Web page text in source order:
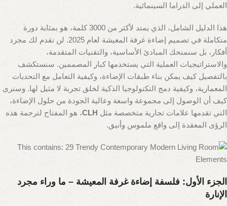
العملي إلى الدراما السينمائية.
هذا الدليل الشامل، الذي يمتد لأكثر من 3000 كلمة، هو بمثابة دورة
متكاملة في تصميم إضاءة غرفة المعيشة لعام 2025. لن نقدم لك مجرد
أفكار، بل سنمنحك المبادئ الأساسية، والتقنيات المتقدمة،
والاستراتيجيات العملية التي يستخدمها كبار المصممين. سنستكشف
بالتفصيل كيف يمكن بناء طبقات الإضاءة، وكيفية التعامل مع التحديات
المعمارية، وكيفية دمج التكنولوجيا الذكية لخلق تجربة لا مثيل لها. وسنرى
كيف أن الوصول إلى مجموعة واسعة وعالية الجودة من حلول الإضاءة،
التي تقدمها علامات تجارية متخصصة مثل CLH، هو المفتاح لترجمة هذه
الرؤى المعقدة إلى واقع ملموس وأنيق.
الجزء الأول: فلسفة إضاءة غرفة المعيشة – ما وراء مجرد
الإنارة